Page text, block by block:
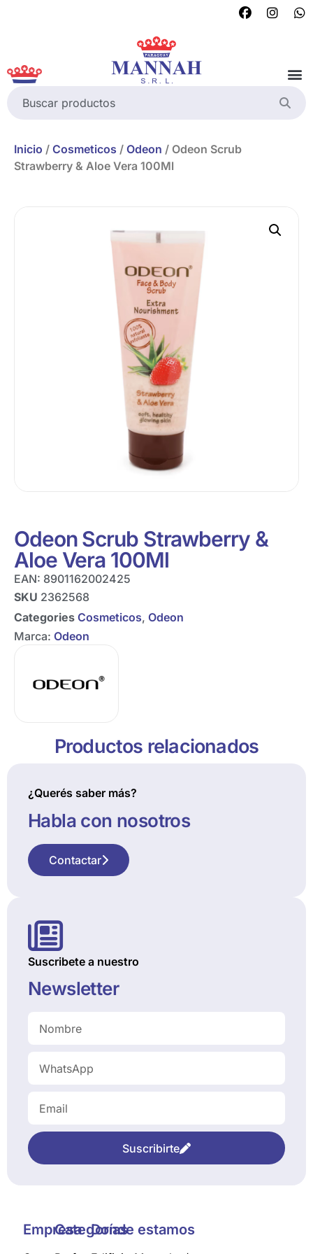
Inicio / Cosmeticos / Odeon / Odeon Scrub
Strawberry & Aloe Vera 100Ml
Odeon Scrub Strawberry &
Aloe Vera 100Ml
EAN: 8901162002425
SKU 2362568
Categories Cosmeticos, Odeon
Marca: Odeon
Productos relacionados
¿Querés saber más?
Habla con nosotros
Contactar
Suscribete a nuestro
Newsletter
Suscribirte
EmpresaCategoríasDonde estamos